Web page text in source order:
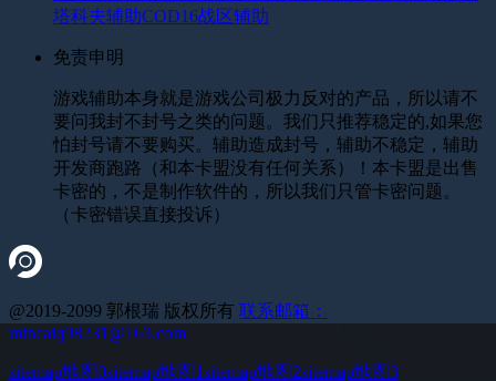
塔科夫辅助COD16战区辅助
免责申明
游戏辅助本身就是游戏公司极力反对的产品，所以请不
要问我封不封号之类的问题。我们只推荐稳定的,如果您
怕封号请不要购买。辅助造成封号，辅助不稳定，辅助
开发商跑路（和本卡盟没有任何关系）！本卡盟是出售
卡密的，不是制作软件的，所以我们只管卡密问题。
（卡密错误直接投诉）
@2019-2099 郭根瑞 版权所有 联系邮箱：
mincaiq98231@163.com
sitemap地图0sitemap地图1sitemap地图2sitemap地图3